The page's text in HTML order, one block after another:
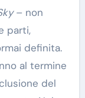
– non
parti,
definita.
al termine
del